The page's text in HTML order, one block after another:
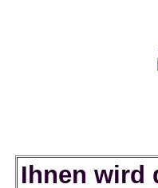
Ihnen wird